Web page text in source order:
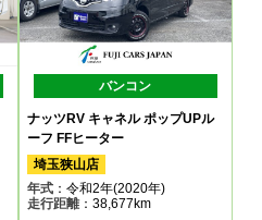
バンコン
ナッツRV キャネル ポップUPル
ーフ FFヒーター
埼玉狭山店
年式：令和2年(2020年)
走行距離：38,677km